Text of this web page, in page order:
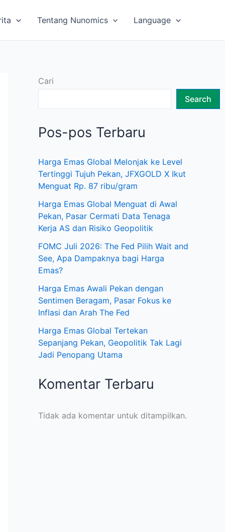
Tentang Nunomics Language
Cari
Search
Pos-pos Terbaru
Harga Emas Global Melonjak ke Level
Tertinggi Tujuh Pekan, JFXGOLD X Ikut
Menguat Rp. 87 ribu/gram
Harga Emas Global Menguat di Awal
Pekan, Pasar Cermati Data Tenaga
Kerja AS dan Risiko Geopolitik
FOMC Juli 2026: The Fed Pilih Wait and
See, Apa Dampaknya bagi Harga
Emas?
Harga Emas Awali Pekan dengan
Sentimen Beragam, Pasar Fokus ke
Inflasi dan Arah The Fed
Harga Emas Global Tertekan
Sepanjang Pekan, Geopolitik Tak Lagi
Jadi Penopang Utama
Komentar Terbaru
Tidak ada komentar untuk ditampilkan.